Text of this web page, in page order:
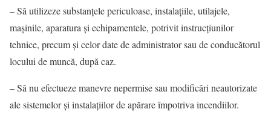
– Să utilizeze substanţele periculoase, instalaţiile, utilajele,
maşinile, aparatura şi echipamentele, potrivit instrucţiunilor
tehnice, precum şi celor date de administrator sau de conducătorul
locului de muncă, după caz.
– Să nu efectueze manevre nepermise sau modificări neautorizate
ale sistemelor şi instalaţiilor de apărare împotriva incendiilor.